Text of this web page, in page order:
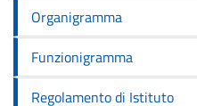
Organigramma
Funzionigramma
Regolamento di Istituto